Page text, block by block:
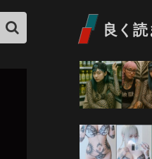
良く